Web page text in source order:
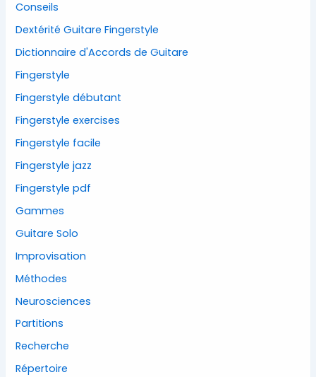
Conseils
Dextérité Guitare Fingerstyle
Dictionnaire d'Accords de Guitare
Fingerstyle
Fingerstyle débutant
Fingerstyle exercises
Fingerstyle facile
Fingerstyle jazz
Fingerstyle pdf
Gammes
Guitare Solo
Improvisation
Méthodes
Neurosciences
Partitions
Recherche
Répertoire